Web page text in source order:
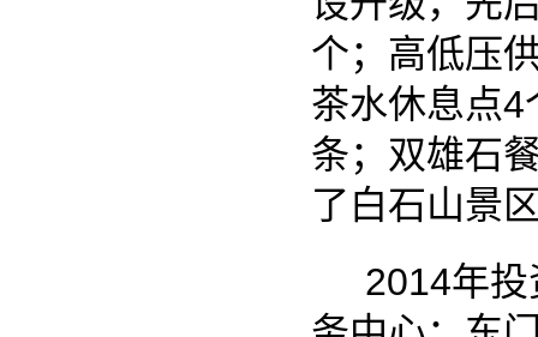
了白石山景区
2014年投资
务中心；东门
场升级改造；
布设施；飞狐
造；双雄石至
等。